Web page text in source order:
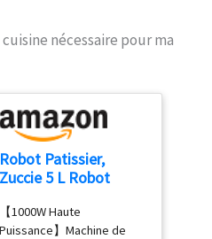
nécessaire pour ma
Robot Patissier,
Zuccie 5 L Robot
Robot Cuisine avec
Fouet, Batteur,
【1000W Haute
Puissance】Machine de